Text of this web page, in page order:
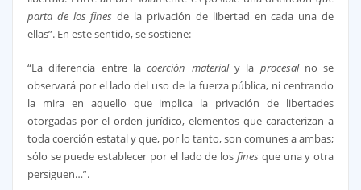
parta de los fines de la privación de libertad en cada una de
ellas”. En este sentido, se sostiene:
“La diferencia entre lacoerción materialy la procesalno se
observará por el lado del uso de la fuerza pública, ni centrando
la mira en aquello que implica la privación de libertades
otorgadas por el orden jurídico, elementos que caracterizan a
toda coerción estatal y que, por lo tanto, son comunes a ambas;
sólo se puede establecer por el lado de los fines que una y otra
persiguen…”.